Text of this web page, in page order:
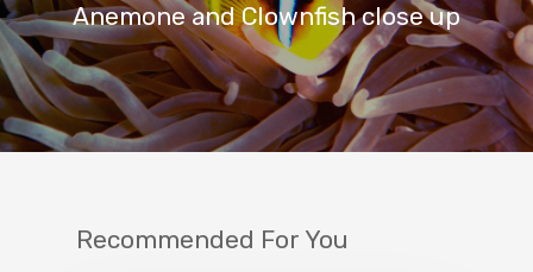
Anemone and Clownfish close up
Recommended For You